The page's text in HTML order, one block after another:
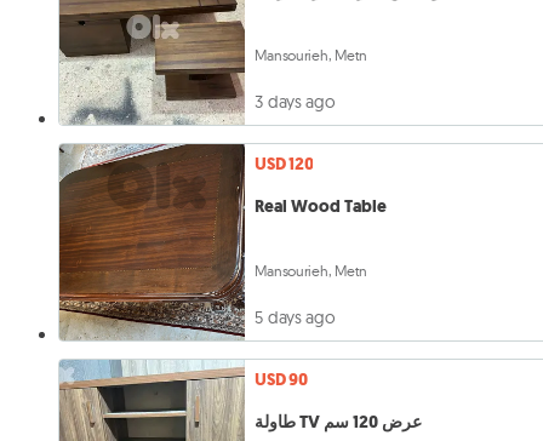
Mansourieh, Metn
3 days ago
USD 120
Real Wood Table
Mansourieh, Metn
5 days ago
USD 90
طاولة TV عرض 120 سم